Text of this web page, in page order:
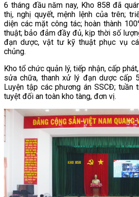
6 tháng đầu năm nay, Kho 858 đã
thị, nghị quyết, mệnh lệnh của trên;
diện các mặt công tác; hoàn thành
thuật; bảo đảm đầy đủ, kịp thời số
đạn dược, vật tư kỹ thuật phục vụ
chủng.
Kho tổ chức quản lý, tiếp nhận, cấp
sửa chữa, thanh xử lý đạn dược cấp
Luyện tập các phương án SSCĐ; tuần
tuyệt đối an toàn kho tàng, đơn vị.